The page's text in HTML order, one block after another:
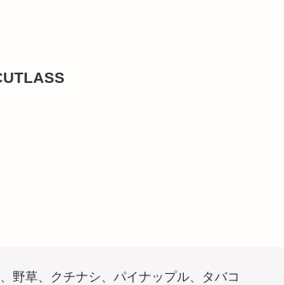
野草、クチナシ、パイナップル、タバコ